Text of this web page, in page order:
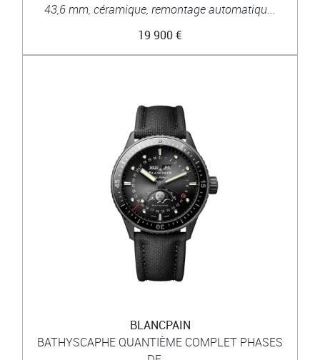
43,6 mm, céramique, remontage automatiqu...
19 900 €
BLANCPAIN
BATHYSCAPHE QUANTIÈME COMPLET PHASES